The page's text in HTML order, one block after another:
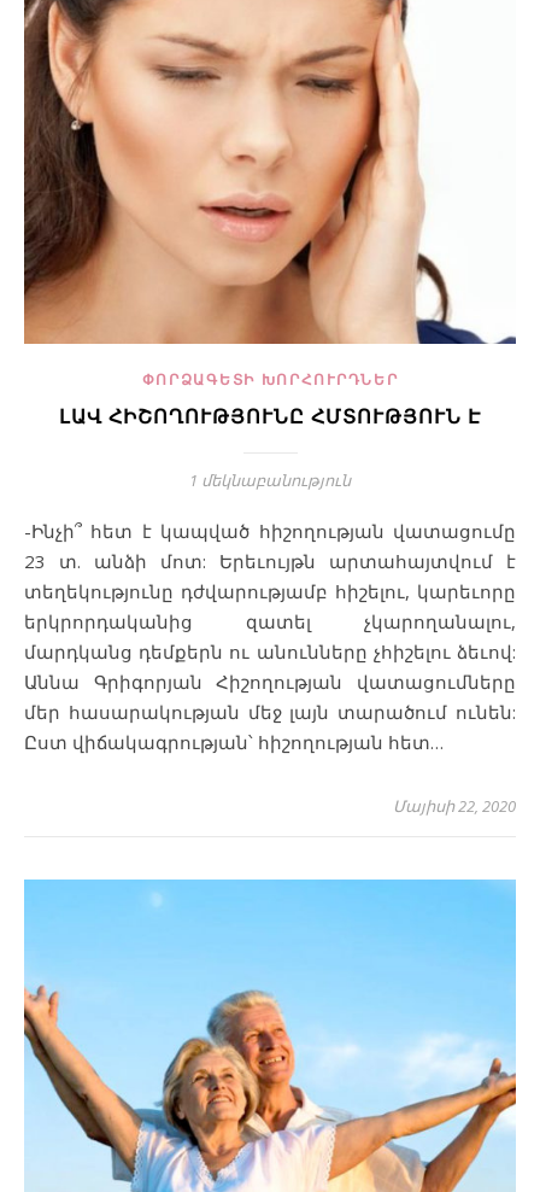
ՓՈՐՁԱԳԵՏԻ ԽՈՐՀՈՒՐԴՆԵՐ
ԼԱՎ ՀԻՇՈՂՈՒԹՅՈՒՆԸ ՀՄՏՈՒԹՅՈՒՆ Է
1 մեկնաբանություն
-Ինչի՞ հետ է կապված հիշողության վատացումը
23 տ. անձի մոտ: Երեւույթն արտահայտվում է
տեղեկությունը դժվարությամբ հիշելու, կարեւորը
երկրորդականից զատել չկարողանալու,
մարդկանց դեմքերն ու անունները չհիշելու ձեւով:
Աննա Գրիգորյան Հիշողության վատացումները
մեր հասարակության մեջ լայն տարածում ունեն:
Ըստ վիճակագրության՝ հիշողության հետ…
Մայիսի 22, 2020